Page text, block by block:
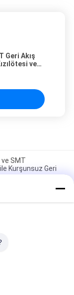
Geri Akış
ve
ve SMT
Kurşunsuz Geri
Bölgeleri